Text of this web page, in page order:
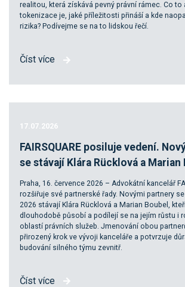
realitou, která získává pevný právní rámec. Co to
tokenizace je, jaké příležitosti přináší a kde
rizika? Podívejme se na to lidskou řečí.
Číst více
17.07.2026
FAIRSQUARE posiluje vedení.
se stávají Klára Rücklová a Marian
Praha, 16. července 2026 – Advokátní kancelář
rozšiřuje své partnerské řady. Novými partnery
2026 stávají Klára Rücklová a Marian Boubel,
dlouhodobě působí a podílejí se na jejím růstu i
oblastí právních služeb. Jmenování obou
přirozený krok ve vývoji kanceláře a potvrzuje
budování silného týmu zevnitř.
Číst více